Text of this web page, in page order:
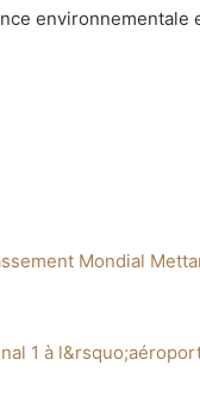
environnementale
Mondial
1 à